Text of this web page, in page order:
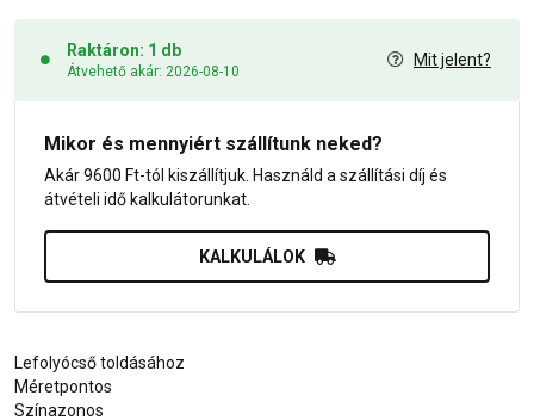
Raktáron: 1 db
Átvehető akár: 2026-08-10
Mit jelent?
Mikor és mennyiért szállítunk neked?
Akár 9600 Ft-tól kiszállítjuk. Használd a szállítási díj és
átvételi idő kalkulátorunkat.
KALKULÁLOK
Lefolyócső toldásához
Méretpontos
Színazonos